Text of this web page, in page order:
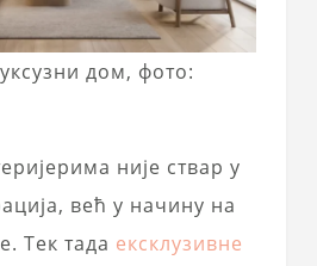
дом, фото:
није ствар у
већ у начину на
Тек тада ексклузивне